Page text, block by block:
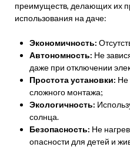
преимуществ, делающих их
использования на даче:
Экономичность:
Автономность: Не
даже при отключении
Простота установки: Не
сложного монтажа;
Экологичность:
солнца.
Безопасность: Не
опасности для детей и